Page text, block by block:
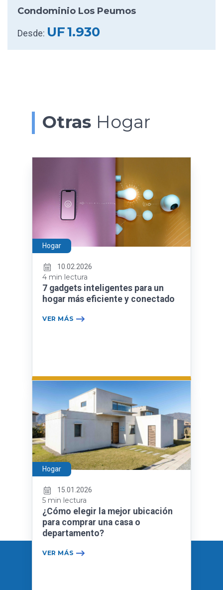
Condominio Los Peumos
Desde: UF1.930
Otras Hogar
Hogar
10.02.2026
4 min lectura
7 gadgets inteligentes para un
hogar más eficiente y conectado
VER MÁS
Hogar
15.01.2026
5 min lectura
¿Cómo elegir la mejor ubicación
para comprar una casa o
departamento?
VER MÁS